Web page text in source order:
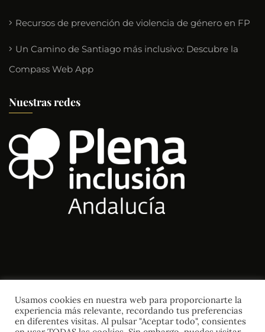
Recursos de prevención de violencia de género en FP
Un Camino de Santiago más inclusivo: Descubre la
Compass Web App
Nuestras redes
Copyright ©2026 Fundación Docete Omnes.
Usamos cookies en nuestra web para proporcionarte la
experiencia más relevante, recordando tus preferencias
en diferentes visitas. Al pulsar "Aceptar todo", consientes